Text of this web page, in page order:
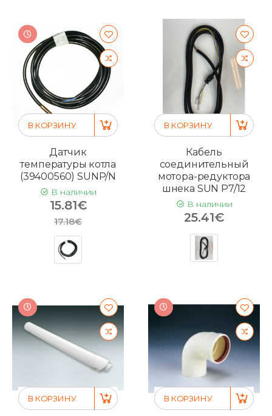
В КОРЗИНУ
Датчик
температуры котла
(39400560) SUNP/N
В наличии
15.81€
17.18€
В КОРЗИНУ
Кабель
соединительный
мотора-редуктора
шнека SUN P7/12
В наличии
25.41€
В КОРЗИНУ В КОРЗИНУ